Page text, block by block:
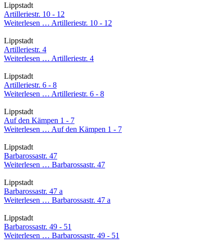
Lippstadt
Artilleriestr. 10 - 12
Weiterlesen … Artilleriestr. 10 - 12
Lippstadt
Artilleriestr. 4
Weiterlesen … Artilleriestr. 4
Lippstadt
Artilleriestr. 6 - 8
Weiterlesen … Artilleriestr. 6 - 8
Lippstadt
Auf den Kämpen 1 - 7
Weiterlesen … Auf den Kämpen 1 - 7
Lippstadt
Barbarossastr. 47
Weiterlesen … Barbarossastr. 47
Lippstadt
Barbarossastr. 47 a
Weiterlesen … Barbarossastr. 47 a
Lippstadt
Barbarossastr. 49 - 51
Weiterlesen … Barbarossastr. 49 - 51